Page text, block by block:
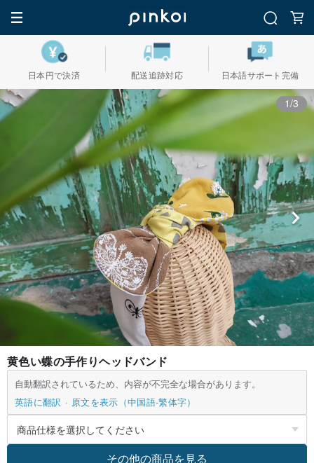
日本円で決済 配送追跡対応 日本語サポート完備
1/3
黄色い蝶の手作りヘッドバンド
自動翻訳されているため、内容が不完全な場合があります。
英語に翻訳
原文を表示（中国語-繁体字）
その他の商品を見る